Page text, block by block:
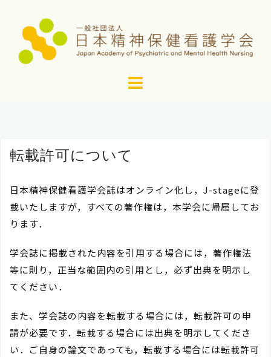
転載許可について
日本精神保健看護学会誌はオンライン化し，J-stageに登
載いたしますが，すべての著作権は，本学会に帰属してお
ります．
学会誌に掲載された内容を引用する場合には，著作権法
等に則り，正当な範囲内の引用とし，必ず出典を明示し
てください．
また、学会誌の内容を転載する場合には，転載許可の申
請が必要です．転載する場合には出典を明示してくださ
い．ご自身の論文であっても，転載する場合には転載許可